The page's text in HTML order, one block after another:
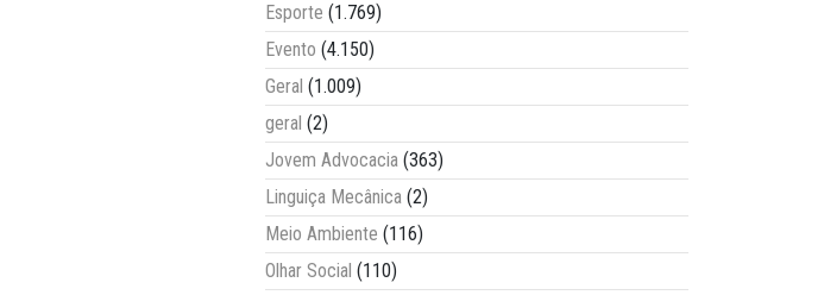
Esporte (1.769)
Evento (4.150)
Geral (1.009)
geral (2)
Jovem Advocacia (363)
Linguiça Mecânica (2)
Meio Ambiente (116)
Olhar Social (110)